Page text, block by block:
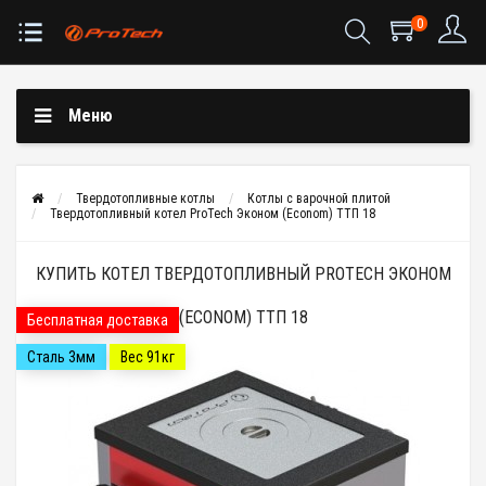
0
Меню
Твердотопливные котлы
Котлы с варочной плитой
Твердотопливный котел ProTech Эконом (Econom) ТТП 18
КУПИТЬ КОТЕЛ ТВЕРДОТОПЛИВНЫЙ PROTECH ЭКОНОМ
(ECONOM) TTП 18
Бесплатная доставка
Сталь 3мм Вес 91кг